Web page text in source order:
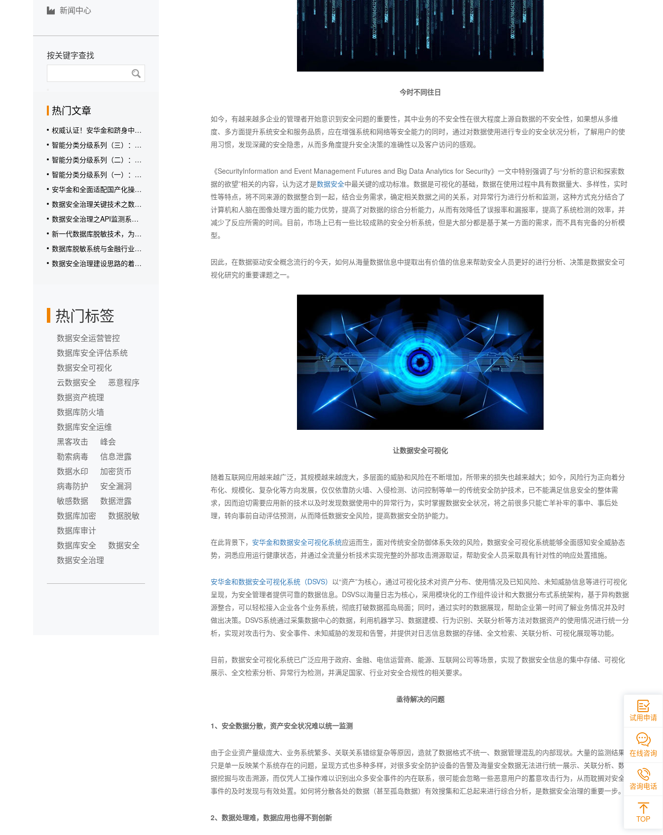
新闻中心
按关键字查找
热门文章
权威认证！安华金和跻身中国
AI赋能的数据发现与分类分级
厂商领导者类别
智能分类分级系列（三）：从
能力到实效，安华金和在真实
场景验证合规价值
智能分类分级系列（二）：破
解分类分级困局，安华金和给
出答案
智能分类分级系列（一）：传
统分类分级陷“落地难”困局
安华金和全面适配国产化操作
系统及芯片CPU
数据安全治理关键技术之数据
库脱敏技术详解
数据安全治理之API监测系统
，解决API接口安全问题【安
华金和】
新一代数据库脱敏技术，为敏
感数据建立保护盾！
数据库脱敏系统与金融行业案
例解读
数据安全治理建设思路的着力
热门标签
数据安全运营管控
数据库安全评估系统
数据安全可视化
云数据安全
恶意程序
数据资产梳理
数据库防火墙
数据库安全运维
黑客攻击
峰会
勒索病毒
信息泄露
数据水印
加密货币
病毒防护
安全漏洞
敏感数据
数据泄露
数据库加密
数据脱敏
数据库审计
数据库安全
数据安全
数据安全治理
今时不同往日
如今，有越来越多企业的管理者开始意识到安全问题的重要性，其中业务的不安全性在很大程度上源自数据的不安全性，如果想从多维
度、多方面提升系统安全和服务品质，应在增强系统和网络等安全能力的同时，通过对数据使用进行专业的安全状况分析，了解用户的使
用习惯，发现深藏的安全隐患，从而多角度提升安全决策的准确性以及客户访问的感观。
《SecurityInformation and Event Management Futures and Big Data Analytics for Security》一文中特别强调了与“分析的意识和探索数
据的欲望”相关的内容，认为这才是数据安全中最关键的成功标准。数据是可视化的基础，数据在使用过程中具有数据量大、多样性，实时
性等特点，将不同来源的数据整合到一起，结合业务需求，确定相关数据之间的关系，对异常行为进行分析和监测，这种方式充分结合了
计算机和人脑在图像处理方面的能力优势，提高了对数据的综合分析能力，从而有效降低了误报率和漏报率，提高了系统检测的效率，并
减少了反应所需的时间。目前，市场上已有一些比较成熟的安全分析系统，但是大部分都是基于某一方面的需求，而不具有完备的分析模
型。
因此，在数据驱动安全概念流行的今天，如何从海量数据信息中提取出有价值的信息来帮助安全人员更好的进行分析、决策是数据安全可
视化研究的重要课题之一。
让数据安全可视化
随着互联网应用越来越广泛，其规模越来越庞大，多层面的威胁和风险在不断增加，所带来的损失也越来越大；如今，风险行为正向着分
布化、规模化、复杂化等方向发展，仅仅依靠防火墙、入侵检测、访问控制等单一的传统安全防护技术，已不能满足信息安全的整体需
求，因而迫切需要应用新的技术以及时发现数据使用中的异常行为，实时掌握数据安全状况，将之前很多只能亡羊补牢的事中、事后处
理，转向事前自动评估预测，从而降低数据安全风险，提高数据安全防护能力。
在此背景下， 安华金和数据安全可视化系统应运而生，面对传统安全防御体系失效的风险，数据安全可视化系统能够全面感知安全威胁态
势，洞悉应用运行健康状态，并通过全流量分析技术实现完整的外部攻击溯源取证，帮助安全人员采取具有针对性的响应处置措施。
安华金和数据安全可视化系统（DSVS） 以“资产”为核心，通过可视化技术对资产分布、使用情况及已知风险、未知威胁信息等进行可视化
呈现，为安全管理者提供可靠的数据信息。DSVS以海量日志为核心，采用模块化的工作组件设计和大数据分布式系统架构，基于异构数据
源整合，可以轻松接入企业各个业务系统，彻底打破数据孤岛局面；同时，通过实时的数据展现，帮助企业第一时间了解业务情况并及时
做出决策。DSVS系统通过采集数据中心的数据，利用机器学习、数据建模、行为识别、关联分析等方法对数据资产的使用情况进行统一分
析，实现对攻击行为、安全事件、未知威胁的发现和告警，并提供对日志信息数据的存储、全文检索、关联分析、可视化展现等功能。
目前，数据安全可视化系统已广泛应用于政府、金融、电信运营商、能源、互联网公司等场景，实现了数据安全信息的集中存储、可视化
展示、全文检索分析、异常行为检测，并满足国家、行业对安全合规性的相关要求。
亟待解决的问题
1、安全数据分散，资产安全状况难以统一监测
由于企业资产量级庞大、业务系统繁多、关联关系错综复杂等原因，造就了数据格式不统一、数据管理混乱的内部现状。大量的监测结果
只是单一反映某个系统存在的问题，呈现方式也多种多样，对很多安全防护设备的告警及海量安全数据无法进行统一展示、关联分析、数
据挖掘与攻击溯源，而仅凭人工操作难以识别出众多安全事件的内在联系，很可能会忽略一些恶意用户的蓄意攻击行为，从而耽搁对安全
事件的及时发现与有效处置。如何将分散各处的数据（甚至孤岛数据）有效搜集和汇总起来进行综合分析，是数据安全治理的重要一步。
2、数据处理难，数据应用也得不到创新
试用申请
在线咨询
咨询电话
TOP